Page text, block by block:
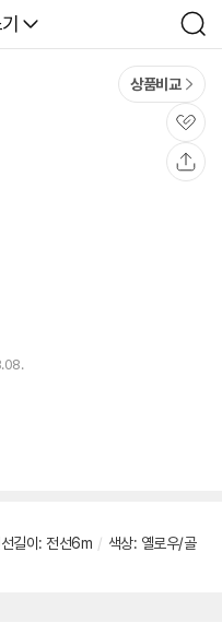
검
색
상품비교
관
심
길이: 전선6m / 색상: 옐로우/골